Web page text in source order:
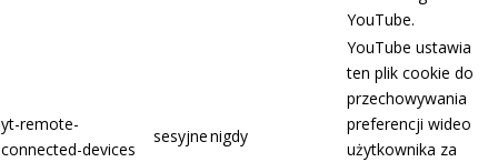
YouTube.
yt-remote-
connected-devices
sesyjnenigdy
YouTube ustawia
ten plik cookie do
przechowywania
preferencji wideo
użytkownika za